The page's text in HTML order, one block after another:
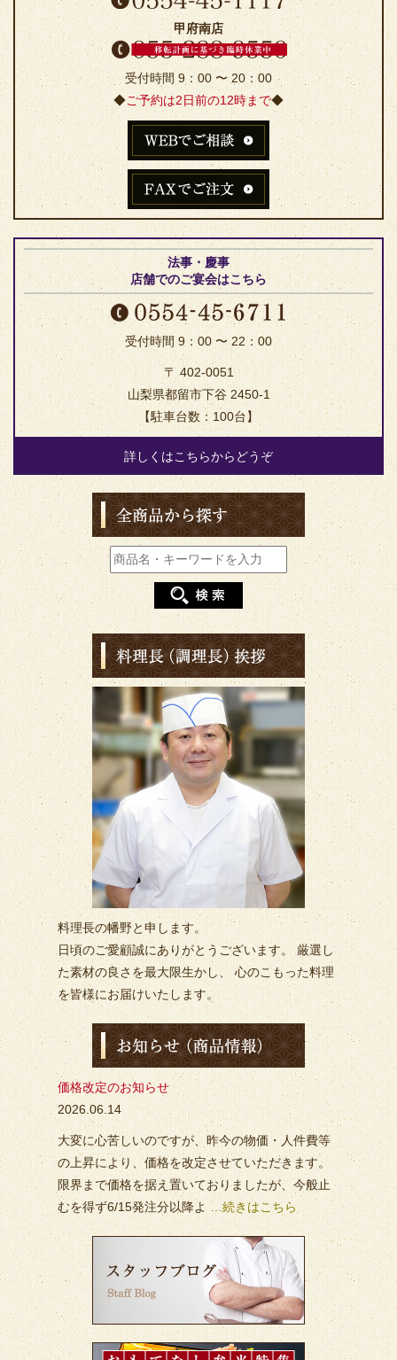
甲府南店
受付時間 9：00 〜 20：00
◆ご予約は2日前の12時まで◆
法事・慶事
店舗でのご宴会はこちら
受付時間 9：00 〜 22：00
〒 402-0051
山梨県都留市下谷 2450-1
【駐車台数：100台】
詳しくはこちらからどうぞ
料理長の幡野と申します。
日頃のご愛顧誠にありがとうございます。 厳選し
た素材の良さを最大限生かし、 心のこもった料理
を皆様にお届けいたします。
価格改定のお知らせ
2026.06.14
大変に心苦しいのですが、昨今の物価・人件費等
の上昇により、価格を改定させていただきます。
限界まで価格を据え置いておりましたが、今般止
むを得ず6/15発注分以降よ…続きはこちら